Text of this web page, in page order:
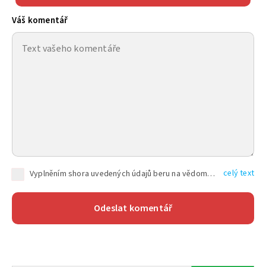
Váš komentář
Vyplněním shora uvedených údajů beru na vědomí, že společnost TEXT FACTORY s.r.o., sídlem Brno, Durďákova 336/29, Černá Pole, PSČ: 613 00, IČ: 06157831, zapsané u Krajského soudu v Brně, oddíl C, vložka 100399, bude zpracovávat mé osobní údaje uvedené v rámci mnou vyplněného registračního formuláře na základě oprávněných zájmů TEXT FACTORY s.r.o. dle čl. 6 odst. 1 písm. f) GDPR a pro splnění právních povinností (čl. 6 odst. 1 písm. c) GDPR), a to pro tyto účely: nezbytnost zajistit oprávnění návštěvníka webových stránek provozovaných společností TEXT FACTORY s.r.o. přispívat aktivně ke zveřejněným článkům nebo v rámci diskusních fór a výkon práv TEXT FACTORY s.r.o. jako administrátora těchto diskusních fór. Více informací o zpracování osobních údajů a právech lze nalézt v celý text